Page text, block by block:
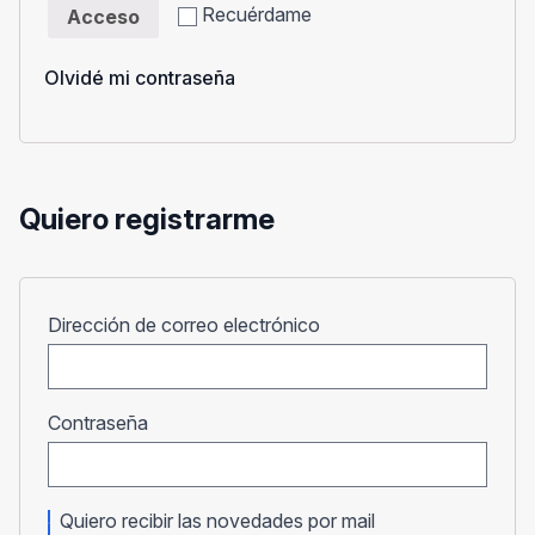
Recuérdame
Acceso
Olvidé mi contraseña
Quiero registrarme
Dirección de correo electrónico
Contraseña
Quiero recibir las novedades por mail